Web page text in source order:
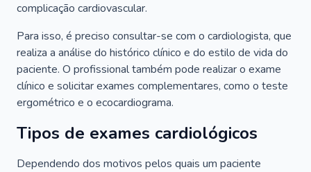
complicação cardiovascular.
Para isso, é preciso consultar-se com o cardiologista, que
realiza a análise do histórico clínico e do estilo de vida do
paciente. O profissional também pode realizar o exame
clínico e solicitar exames complementares, como o teste
ergométrico e o ecocardiograma.
Tipos de exames cardiológicos
Dependendo dos motivos pelos quais um paciente